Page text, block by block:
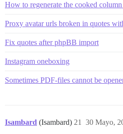
How to regenerate the cooked
Proxy avatar urls broken in quotes
Fix quotes after phpBB import
Instagram oneboxing
Sometimes PDF-files cannot be
Isambard (Isambard) 30 Mayo,
21